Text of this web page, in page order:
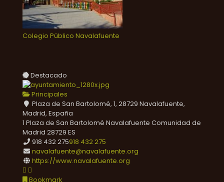
Colegio Público Navalafuente
Destacado
Principales
Plaza de San Bartolomé, 1, 28729 Navalafuente,
Madrid, España
1 Plaza de San Bartolomé Navalafuente Comunidad de
Madrid 28729 ES
918 432 275918 432 275
navalafuente@navalafuente.org
https://www.navalafuente.org
Bookmark